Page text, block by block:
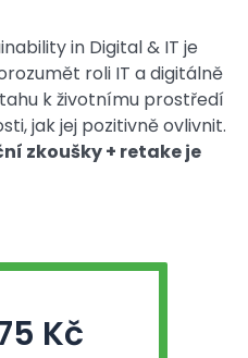
in Digital & IT je
roli IT a digitálně
k životnímu prostředí
jak jej pozitivně ovlivnit.
zkoušky + retake je
Kč